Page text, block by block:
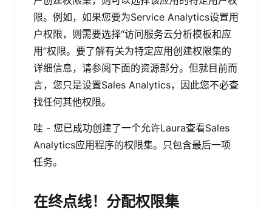
限。例如，如果您要为Service Analytics设置用
户权限，则需要选择“访问服务云分析模板和应
用”权限。要了解有关为特定应用创建权限集的
详细信息，请参阅下面的资源部分。但就目前而
言，您只是设置Sales Analytics，因此您不必查
找任何其他权限。
哇 - 您已成功创建了一个允许Laura查看Sales
Analytics应用程序的权限集。只包含最后一项
任务。
在终点线！分配权限集